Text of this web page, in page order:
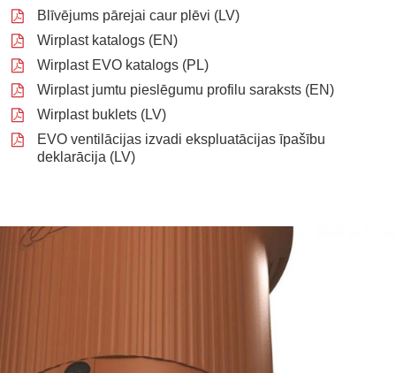
Blīvējums pārejai caur plēvi (LV)
Wirplast katalogs (EN)
Wirplast EVO katalogs (PL)
Wirplast jumtu pieslēgumu profilu saraksts (EN)
Wirplast buklets (LV)
EVO ventilācijas izvadi ekspluatācijas īpašību
deklarācija (LV)